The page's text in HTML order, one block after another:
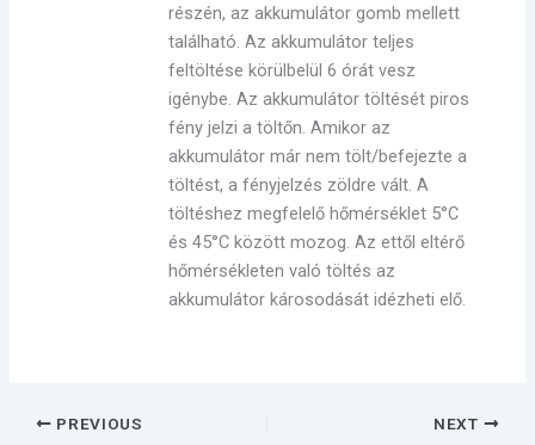
részén, az akkumulátor gomb mellett
található. Az akkumulátor teljes
feltöltése körülbelül 6 órát vesz
igénybe. Az akkumulátor töltését piros
fény jelzi a töltőn. Amikor az
akkumulátor már nem tölt/befejezte a
töltést, a fényjelzés zöldre vált. A
töltéshez megfelelő hőmérséklet 5°C
és 45°C között mozog. Az ettől eltérő
hőmérsékleten való töltés az
akkumulátor károsodását idézheti elő.
PREVIOUS NEXT